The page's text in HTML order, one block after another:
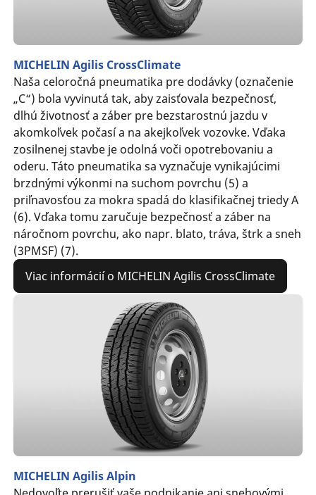
MICHELIN Agilis CrossClimate
Naša celoročná pneumatika pre dodávky (označenie
„C“) bola vyvinutá tak, aby zaisťovala bezpečnosť,
dlhú životnosť a záber pre bezstarostnú jazdu v
akomkoľvek počasí a na akejkoľvek vozovke. Vďaka
zosilnenej stavbe je odolná voči opotrebovaniu a
oderu. Táto pneumatika sa vyznačuje vynikajúcimi
brzdnými výkonmi na suchom povrchu (5) a
priľnavosťou za mokra spadá do klasifikačnej triedy A
(6). Vďaka tomu zaručuje bezpečnosť a záber na
náročnom povrchu, ako napr. blato, tráva, štrk a sneh
(3PMSF) (7).
Viac informácií o MICHELIN Agilis CrossClimate
MICHELIN Agilis Alpin